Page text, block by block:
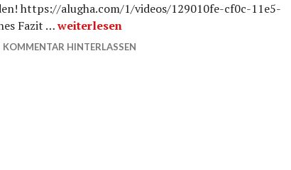
https://alugha.com/1/videos/129010fe-cf0c-11e5-
Fazit …Alternative zu GoPro unter 100 Euro?
weiterlesen
KOMMENTAR HINTERLASSEN